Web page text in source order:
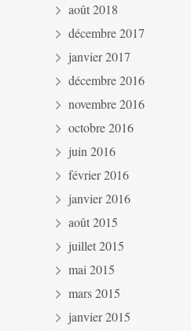
août 2018
décembre 2017
janvier 2017
décembre 2016
novembre 2016
octobre 2016
juin 2016
février 2016
janvier 2016
août 2015
juillet 2015
mai 2015
mars 2015
janvier 2015